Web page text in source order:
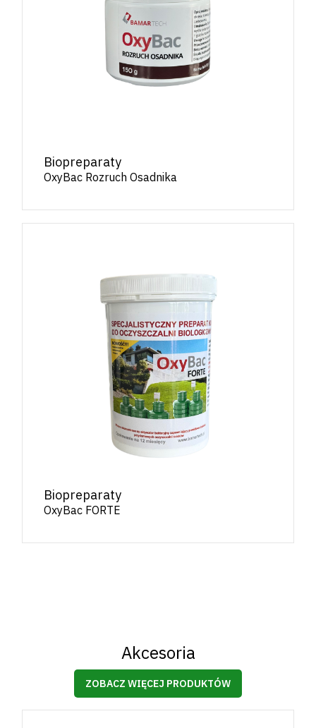
Biopreparaty
OxyBac Rozruch Osadnika
Biopreparaty
OxyBac FORTE
Akcesoria
ZOBACZ WIĘCEJ PRODUKTÓW